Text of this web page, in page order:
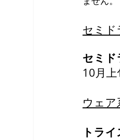
セミド
セミド
10月上
ウェア
トラ